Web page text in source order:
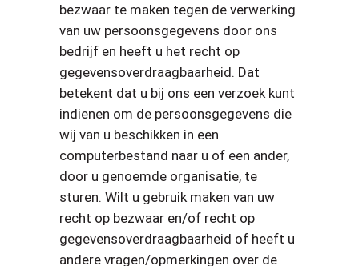
bezwaar te maken tegen de verwerking
van uw persoonsgegevens door ons
bedrijf en heeft u het recht op
gegevensoverdraagbaarheid. Dat
betekent dat u bij ons een verzoek kunt
indienen om de persoonsgegevens die
wij van u beschikken in een
computerbestand naar u of een ander,
door u genoemde organisatie, te
sturen. Wilt u gebruik maken van uw
recht op bezwaar en/of recht op
gegevensoverdraagbaarheid of heeft u
andere vragen/opmerkingen over de